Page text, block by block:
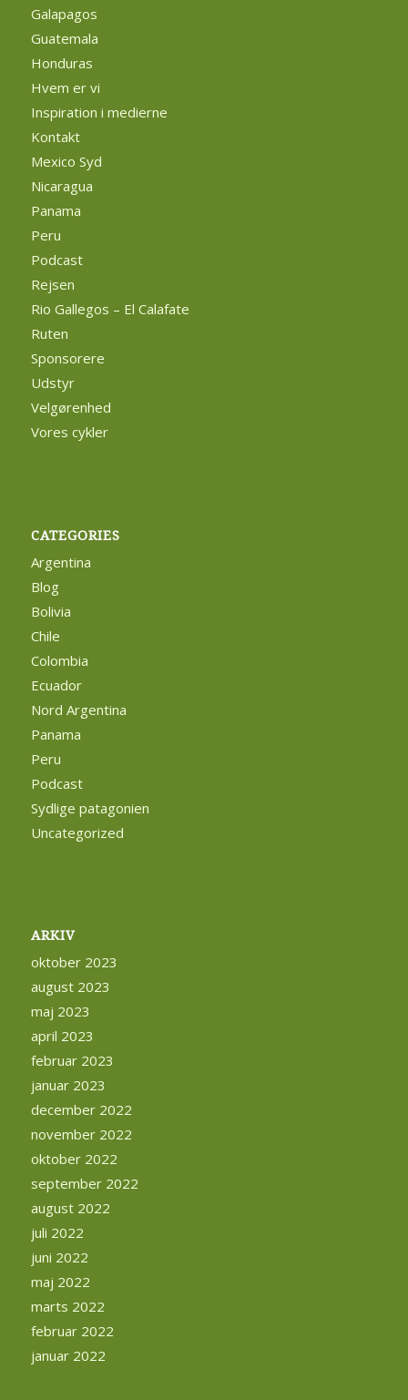
Galapagos
Guatemala
Honduras
Hvem er vi
Inspiration i medierne
Kontakt
Mexico Syd
Nicaragua
Panama
Peru
Podcast
Rejsen
Rio Gallegos – El Calafate
Ruten
Sponsorere
Udstyr
Velgørenhed
Vores cykler
CATEGORIES
Argentina
Blog
Bolivia
Chile
Colombia
Ecuador
Nord Argentina
Panama
Peru
Podcast
Sydlige patagonien
Uncategorized
ARKIV
oktober 2023
august 2023
maj 2023
april 2023
februar 2023
januar 2023
december 2022
november 2022
oktober 2022
september 2022
august 2022
juli 2022
juni 2022
maj 2022
marts 2022
februar 2022
januar 2022